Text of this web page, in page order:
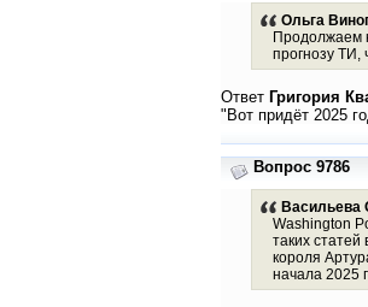
Ольга
Продолжаем
прогнозу ТИ,
Ответ Григория
"Вот придёт 2025
Вопрос 9786
Васильева
Washington
таких
короля
начала 2025